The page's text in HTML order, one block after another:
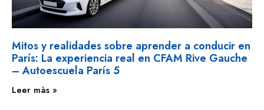
Mitos y realidades sobre aprender a conducir en
París: La experiencia real en CFAM Rive Gauche
– Autoescuela París 5
Leer màs »